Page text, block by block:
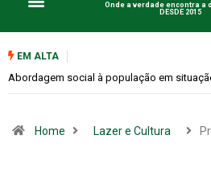
Onde a verdade encontra a
DESDE 2015
EM ALTA
Cemitérios terão horário especial e
Home Lazer e Cultura